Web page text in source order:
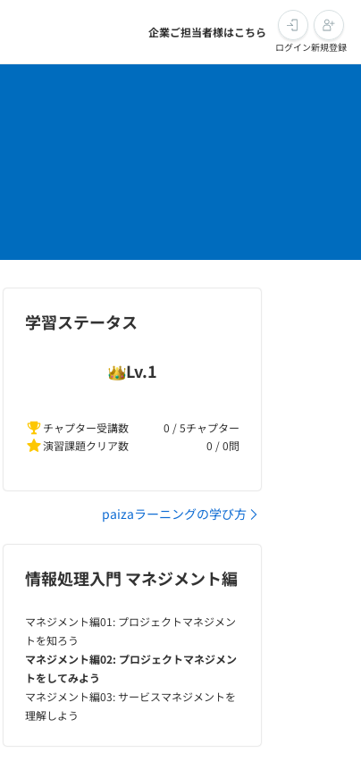
企業ご担当者様はこちら
ログイン新規登録
学習ステータス
Lv.1
チャプター受講数
0 / 5チャプター
演習課題クリア数
0 /0問
paizaラーニングの学び方
情報処理入門 マネジメント編
マネジメント編01: プロジェクトマネジメン
トを知ろう
マネジメント編02: プロジェクトマネジメン
トをしてみよう
マネジメント編03: サービスマネジメントを
理解しよう